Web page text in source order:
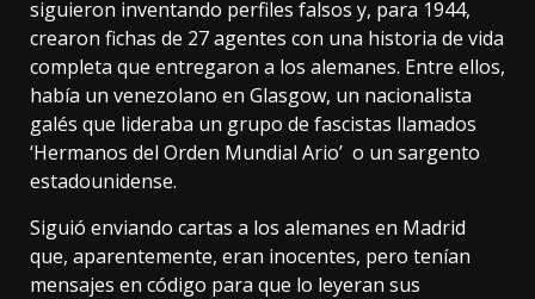
siguieron inventando perfiles falsos y, para 1944,
crearon fichas de 27 agentes con una historia de vida
completa que entregaron a los alemanes. Entre ellos,
había un venezolano en Glasgow, un nacionalista
galés que lideraba un grupo de fascistas llamados
‘Hermanos del Orden Mundial Ario’ o un sargento
estadounidense.
Siguió enviando cartas a los alemanes en Madrid
que, aparentemente, eran inocentes, pero tenían
mensajes en código para que lo leyeran sus